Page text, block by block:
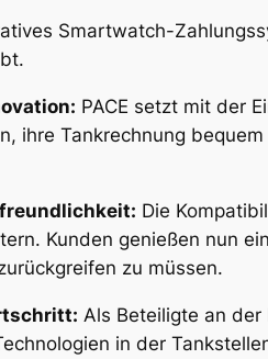
Smartwatch-
PACE setzt mit der
ihre Tankrechnung
Die
Kunden genießen nun
zu müssen.
Als Beteiligte an
in der